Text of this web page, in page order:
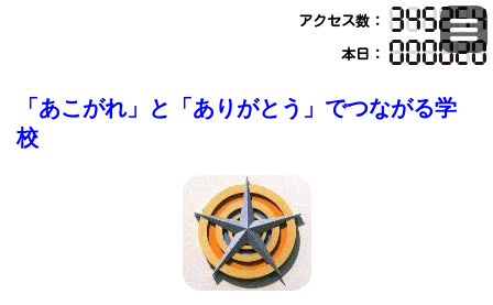
アクセス数：
本日：
「あこがれ」と「ありがとう」でつながる学
校